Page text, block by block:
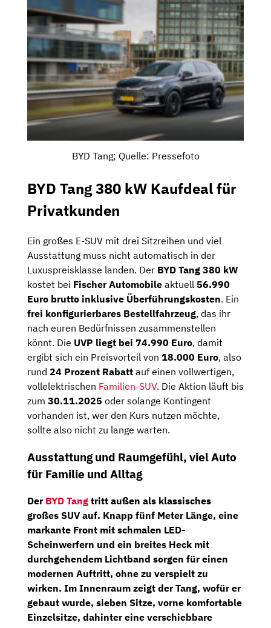
BYD Tang; Quelle: Pressefoto
BYD Tang 380 kW Kaufdeal für
Privatkunden
Ein großes E-SUV mit drei Sitzreihen und viel
Ausstattung muss nicht automatisch in der
Luxuspreisklasse landen. Der BYD Tang 380 kW
kostet bei Fischer Automobile aktuell 56.990
Euro brutto inklusive Überführungskosten. Ein
frei konfigurierbares Bestellfahrzeug, das ihr
nach euren Bedürfnissen zusammenstellen
könnt. Die UVP liegt bei 74.990 Euro, damit
ergibt sich ein Preisvorteil von 18.000 Euro, also
rund 24 Prozent Rabatt auf einen vollwertigen,
vollelektrischen Familien-SUV. Die Aktion läuft bis
zum 30.11.2025 oder solange Kontingent
vorhanden ist, wer den Kurs nutzen möchte,
sollte also nicht zu lange warten.
Ausstattung und Raumgefühl, viel Auto
für Familie und Alltag
Der BYD Tang tritt außen als klassisches
großes SUV auf. Knapp fünf Meter Länge, eine
markante Front mit schmalen LED-
Scheinwerfern und ein breites Heck mit
durchgehendem Lichtband sorgen für einen
modernen Auftritt, ohne zu verspielt zu
wirken. Im Innenraum zeigt der Tang, wofür er
gebaut wurde, sieben Sitze, vorne komfortable
Einzelsitze, dahinter eine verschiebbare